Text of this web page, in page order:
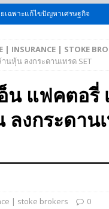
ฉพาะแก้ไขปัญหาเศรษฐกิจ
ม่ควรพลาด 25 มีค. – 5
’ พุ่งชนกำแพง ‘บ้านใหญ่’ ใน
| INSURANCE | STOKE
นหุ้น ลงกระดานเทรด SET
น แฟคตอรี่
ลงกระดาน
| stoke brokers 0